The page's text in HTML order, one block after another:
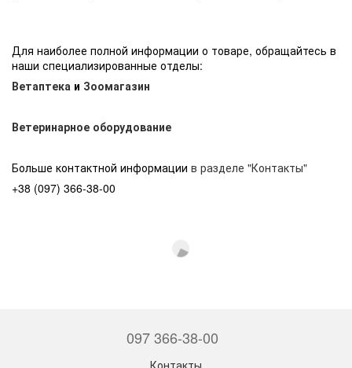
Для наиболее полной информации о товаре, обращайтесь в
наши специализированные отделы:
Ветаптека и Зоомагазин
Ветеринарное оборудование
Больше контактной информации в разделе "Контакты"
+38 (097) 366-38-00
097 366-38-00
Контакты